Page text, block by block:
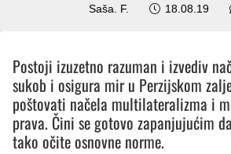
Saša. F. 18.08.19
Postoji izuzetno razuman i izvediv
sukob i osigura mir u Perzijskom
poštovati načela multilateralizma i
prava. Čini se gotovo zapanjujućim
tako očite osnovne norme.